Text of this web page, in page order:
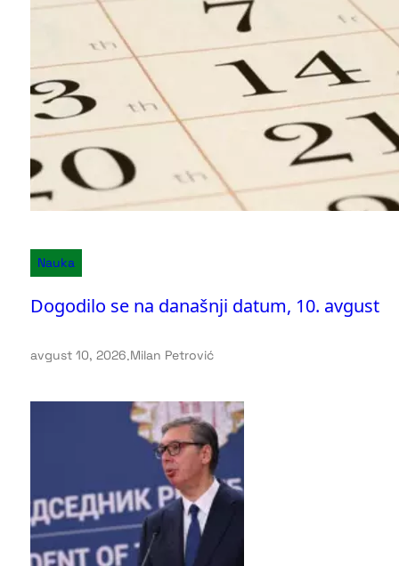
Nauka
Dogodilo se na današnji datum, 10. avgust
avgust 10, 2026.Milan Petrović